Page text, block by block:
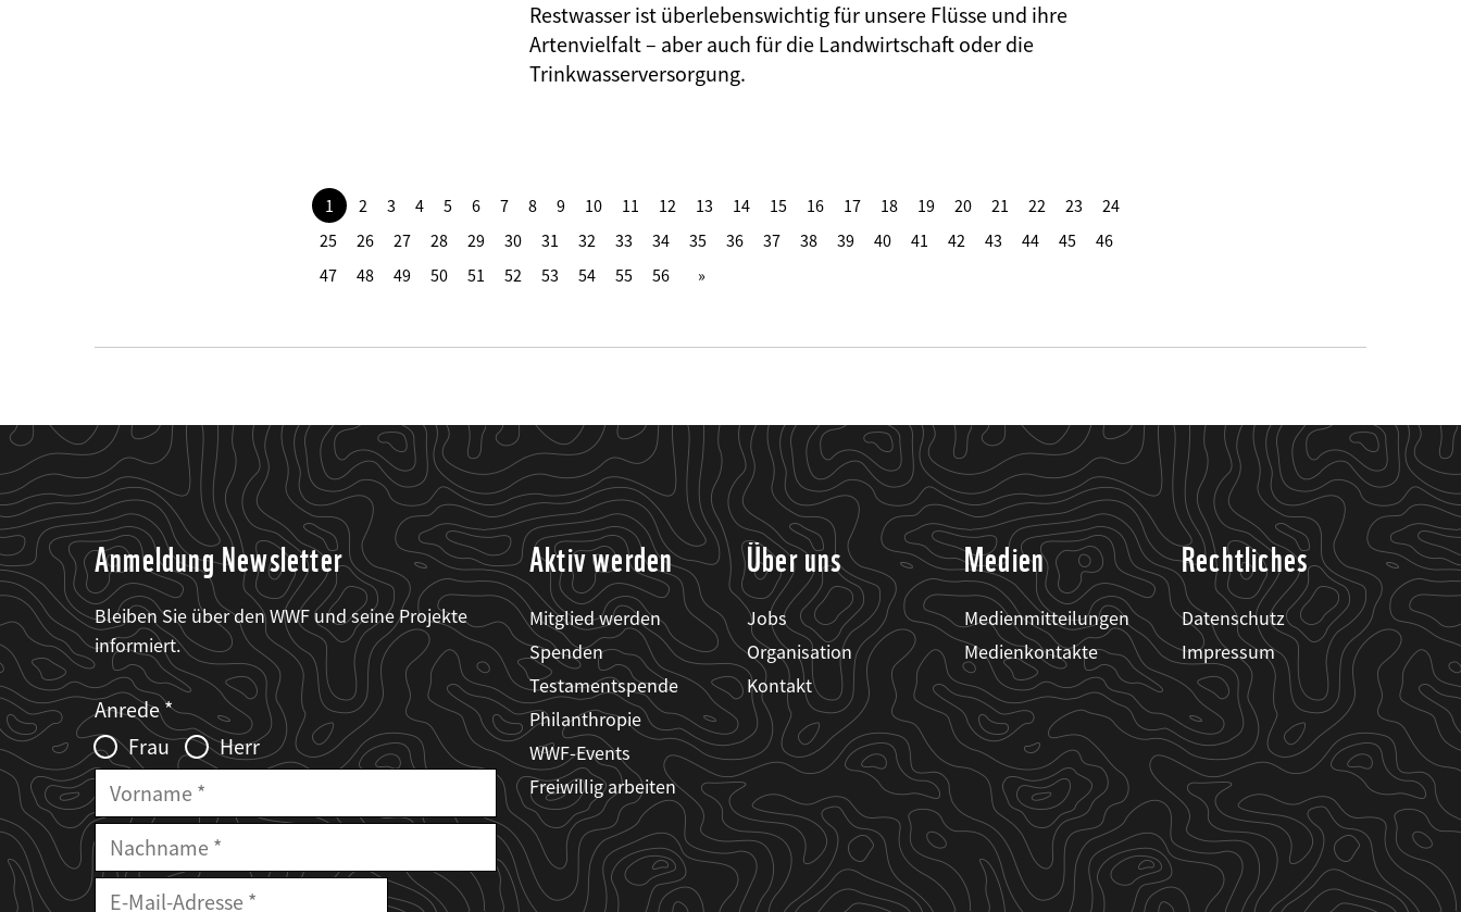
Restwasser ist überlebenswichtig für unsere Flüsse und ihre
Artenvielfalt – aber auch für die Landwirtschaft oder die
Trinkwasserversorgung.
1 2 3 4 5 6 7 8 9 10 11 12 13 14 15 16 17 18 19 20 21 22 23
24
25
26 27 28 29 30 31 32 33 34 35 36 37 38 39 40 41 42 43 44 45
46
47
48 49 50 51 52 53 54 55 56
Anmeldung Newsletter
Bleiben Sie über den WWF und seine Projekte
informiert.
Web2Case
Infofelder
Fieldset
anrede_name
Anrede
Frau
Herr
Vorname
Nachname
E-
Mailadresse
Aktiv werden
Mitglied werden
Spenden
Testamentspende
Philanthropie
WWF-Events
Freiwillig arbeiten
Über uns
Jobs
Organisation
Kontakt
Medien
Medienmitteilungen
Medienkontakte
Rechtliches
Datenschutz
Impressum